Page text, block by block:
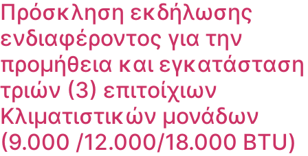
Πρόσκληση εκδήλωσης
ενδιαφέροντος για την
προμήθεια και εγκατάσταση
τριών (3) επιτοίχιων
Κλιματιστικών μονάδων
(9.000 /12.000/18.000 BTU)